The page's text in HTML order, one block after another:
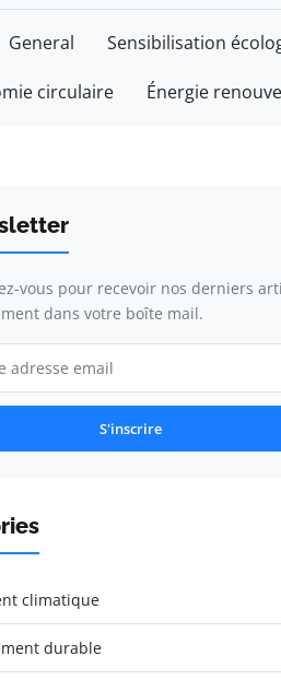
General Sensibilisation
circulaire Énergie
vous pour recevoir nos derniers
dans votre boîte mail.
S'inscrire
climatique
durable